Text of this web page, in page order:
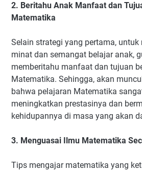
2. Beritahu Anak Manfaat dan
Matematika
Selain strategi yang pertama, untuk
minat dan semangat belajar anak,
memberitahu manfaat dan tujuan
Matematika. Sehingga, akan
bahwa pelajaran Matematika
meningkatkan prestasinya dan
kehidupannya di masa yang akan
3. Menguasai Ilmu Matematika
Tips mengajar matematika yang